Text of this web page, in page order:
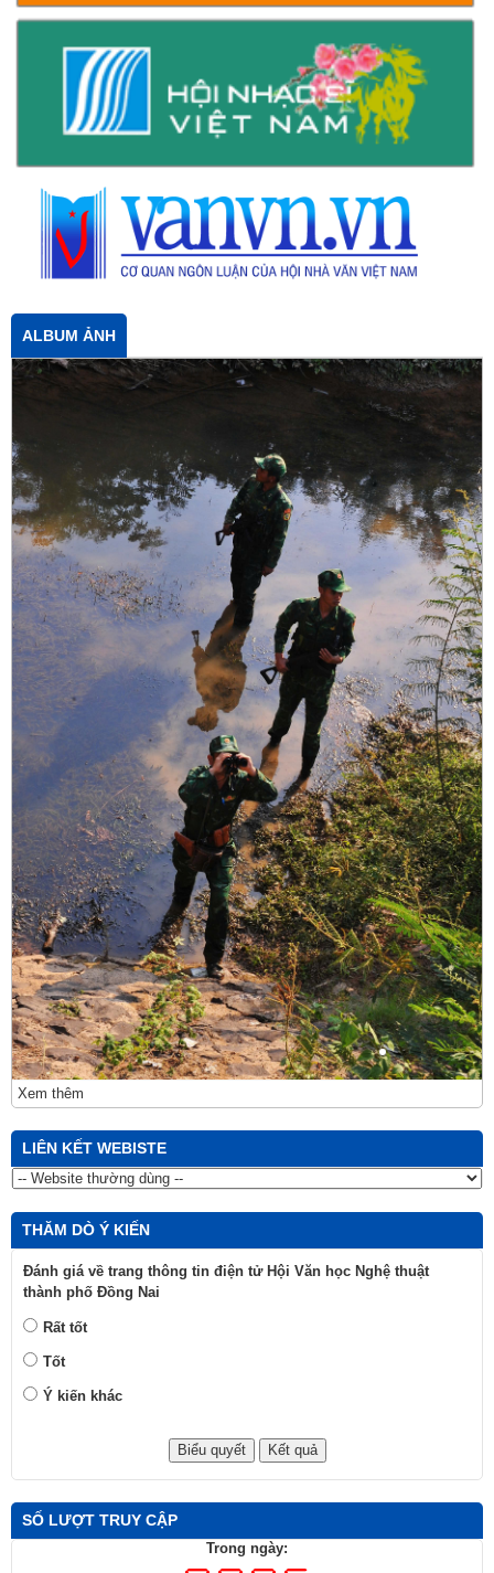
ALBUM ẢNH
Xem thêm
LIÊN KẾT WEBISTE
THĂM DÒ Ý KIẾN
Đánh giá về trang thông tin điện tử Hội Văn học Nghệ thuật
thành phố Đồng Nai
Rất tốt
Tốt
Ý kiến khác
SỐ LƯỢT TRUY CẬP
Trong ngày: